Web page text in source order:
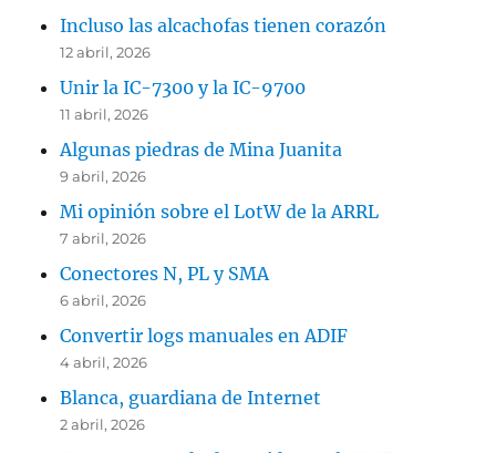
Incluso las alcachofas tienen corazón
12 abril, 2026
Unir la IC-7300 y la IC-9700
11 abril, 2026
Algunas piedras de Mina Juanita
9 abril, 2026
Mi opinión sobre el LotW de la ARRL
7 abril, 2026
Conectores N, PL y SMA
6 abril, 2026
Convertir logs manuales en ADIF
4 abril, 2026
Blanca, guardiana de Internet
2 abril, 2026